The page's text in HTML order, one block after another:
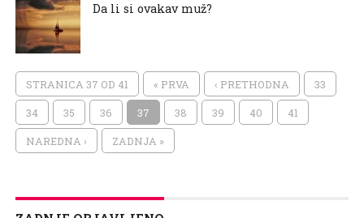
Da li si ovakav muž?
STRANICA 37 OD 41 « PRVA ‹ PRETHODNA 33
34 35 36 37 38 39 40 41
NAREDNA › ZADNJA »